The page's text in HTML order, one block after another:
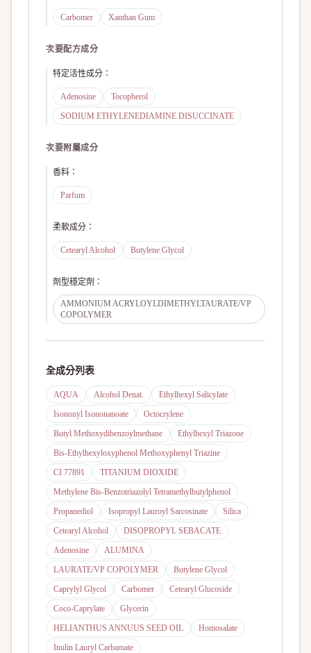
Carbomer Xanthan Gum
次要配方成分
特定活性成分 ：
Adenosine
Tocopherol
SODIUM ETHYLENEDIAMINE DISUCCINATE
次要附屬成分
香料 ：
Parfum
柔軟成分 ：
Cetearyl Alcohol Butylene Glycol
劑型穩定劑 ：
AMMONIUM ACRYLOYLDIMETHYLTAURATE/VP
COPOLYMER
全成分列表
AQUA Alcohol Denat.
Ethylhexyl Salicylate
Isononyl Isononanoate
Octocrylene
Butyl Methoxydibenzoylmethane
Ethylhexyl Triazone
Bis-Ethylhexyloxyphenol Methoxyphenyl Triazine
CI 77891
TITANIUM DIOXIDE
Methylene Bis-Benzotriazolyl Tetramethylbutylphenol
Propanediol
Isopropyl Lauroyl Sarcosinate
Silica
Cetearyl Alcohol
DISOPROPYL SEBACATE
Adenosine
ALUMINA
LAURATE/VP COPOLYMER
Butylene Glycol
Caprylyl Glycol
Carbomer
Cetearyl Glucoside
Coco-Caprylate
Glycerin
HELIANTHUS ANNUUS SEED OIL
Homosalate
Inulin Lauryl Carbamate